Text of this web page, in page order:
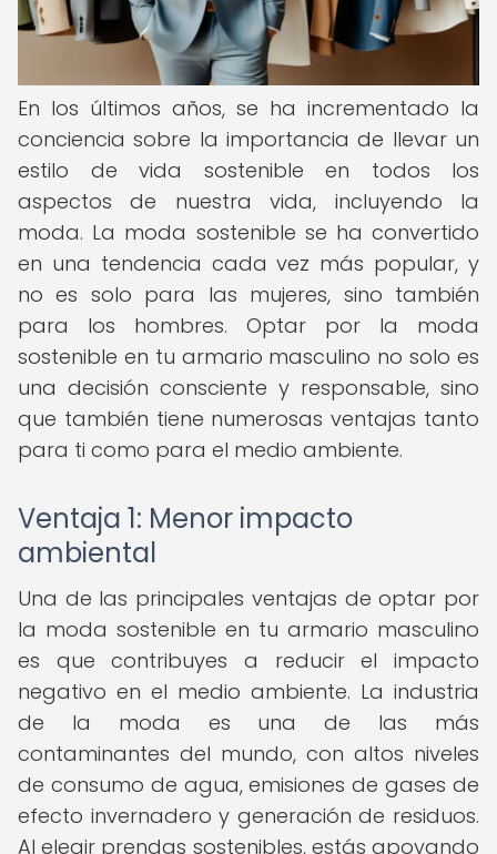
En los últimos años, se ha incrementado la
conciencia sobre la importancia de llevar un
estilo de vida sostenible en todos los
aspectos de nuestra vida, incluyendo la
moda. La moda sostenible se ha convertido
en una tendencia cada vez más popular, y
no es solo para las mujeres, sino también
para los hombres. Optar por la moda
sostenible en tu armario masculino no solo es
una decisión consciente y responsable, sino
que también tiene numerosas ventajas tanto
para ti como para el medio ambiente.
Ventaja 1: Menor impacto
ambiental
Una de las principales ventajas de optar por
la moda sostenible en tu armario masculino
es que contribuyes a reducir el impacto
negativo en el medio ambiente. La industria
de la moda es una de las más
contaminantes del mundo, con altos niveles
de consumo de agua, emisiones de gases de
efecto invernadero y generación de residuos.
Al elegir prendas sostenibles, estás apoyando